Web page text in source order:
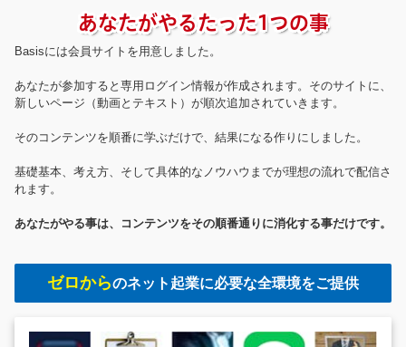
あなたがやるたった1つの事
Basisには会員サイトを用意しました。
あなたが参加すると専用ログイン情報が作成されます。そのサイトに、
新しいページ（動画とテキスト）が順次追加されていきます。
そのコンテンツを順番に学ぶだけで、結果になる作りにしました。
基礎基本、考え方、そして具体的なノウハウまでが理想の流れで配信さ
れます。
あなたがやる事は、コンテンツをその順番通りに消化する事だけです。
ゼロからのネット起業に必要な全環境をご提供